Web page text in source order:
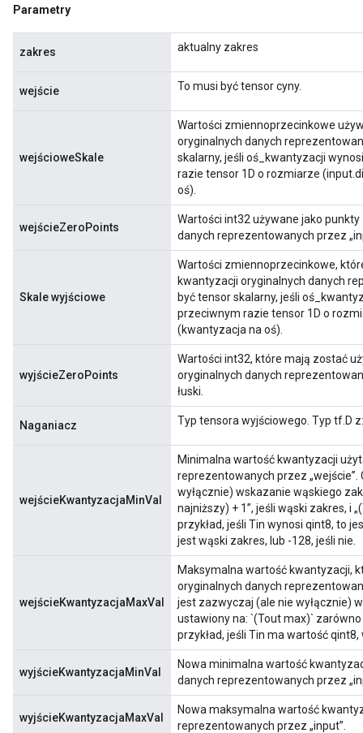
Parametry
zakres aktualny zakres
wejście To musi być tensor cyny.
wejścioweSkale
Wartości zmiennoprzecinkowe
oryginalnych danych
skalarny, jeśli oś_kwantyzacji
razie tensor 1D o rozmiarze
oś).
wejścieZeroPoints
Wartości int32 używane jako
danych reprezentowanych przez
Skale wyjściowe
Wartości zmiennoprzecinkowe,
kwantyzacji oryginalnych danych
być tensor skalarny, jeśli
przeciwnym razie tensor 1D o
(kwantyzacja na oś).
wyjścieZeroPoints
Wartości int32, które mają zostać
oryginalnych danych
łuski.
Naganiacz Typ tensora wyjściowego. Typ tf.D
wejścieKwantyzacjaMinVal
Minimalna wartość kwantyzacji
reprezentowanych przez
wyłącznie) wskazanie wąskiego
najniższy) + 1”, jeśli wąski zakres, i
przykład, jeśli Tin wynosi qint8, to
jest wąski zakres, lub -128, jeśli nie.
wejścieKwantyzacjaMaxVal
Maksymalna wartość kwantyzacji,
oryginalnych danych
jest zazwyczaj (ale nie wyłącznie)
ustawiony na: `(Tout max)`
przykład, jeśli Tin ma wartość
wyjścieKwantyzacjaMinVal
Nowa minimalna wartość
danych reprezentowanych przez
wyjścieKwantyzacjaMaxVal
Nowa maksymalna wartość
reprezentowanych przez „input”.